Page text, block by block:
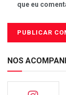
que eu
NOS